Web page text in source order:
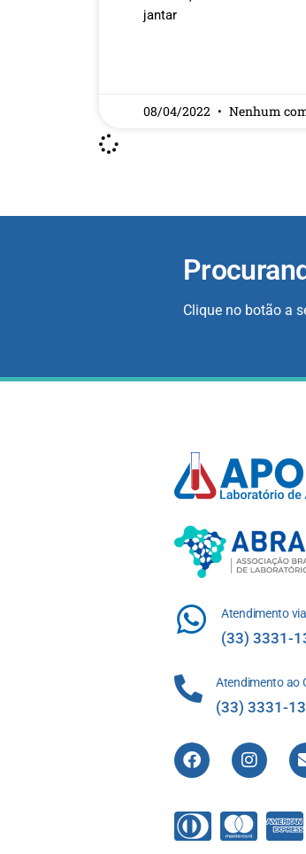
jantar
08/04/2022 Nenhum
Clique no botão a
Atendimento
(33) 3331-
Atendimento ao
(33) 3331-